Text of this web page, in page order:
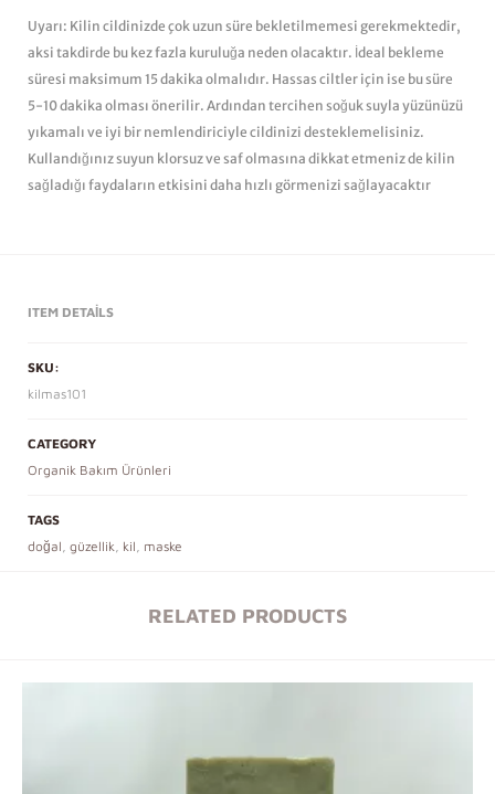
Uyarı: Kilin cildinizde çok uzun süre bekletilmemesi gerekmektedir,
aksi takdirde bu kez fazla kuruluğa neden olacaktır. İdeal bekleme
süresi maksimum 15 dakika olmalıdır. Hassas ciltler için ise bu süre
5-10 dakika olması önerilir. Ardından tercihen soğuk suyla yüzünüzü
yıkamalı ve iyi bir nemlendiriciyle cildinizi desteklemelisiniz.
Kullandığınız suyun klorsuz ve saf olmasına dikkat etmeniz de kilin
sağladığı faydaların etkisini daha hızlı görmenizi sağlayacaktır
ITEM DETAILS
SKU:
kilmas101
CATEGORY
Organik Bakım Ürünleri
TAGS
doğal, güzellik, kil, maske
RELATED PRODUCTS